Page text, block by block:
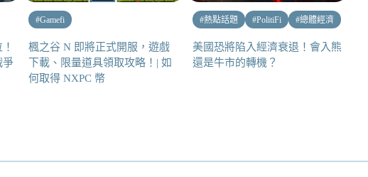
爭
#Gamefi
楓之谷 N 即將正式開服，遊戲
下載、限量道具領取攻略！| 如
何取得 NXPC 幣
#熱點話題 #PolitiFi #總體經濟
美國恐將陷入經濟衰退！會入熊
還是牛市的轉機？